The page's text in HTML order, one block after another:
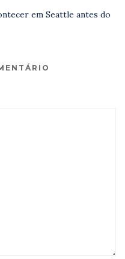
em Seattle antes do